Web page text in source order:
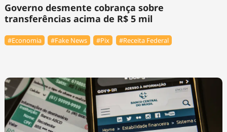
Governo desmente cobrança sobre
transferências acima de R$ 5 mil
#Economia #Fake News #Pix #Receita Federal